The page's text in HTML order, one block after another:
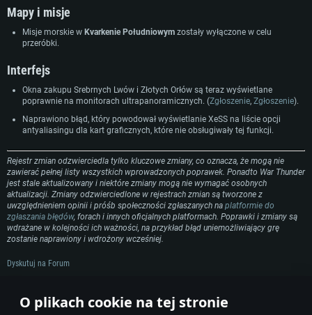
O plikach cookie na tej stronie
OS: Windows 10/11 (64 bit)
Pamięć: 16 GB
lepsza, Radeon RX 570 lub lepsza
Połączenie sieciowe: Internet szerokopasmowy
Dysk twardy: 62.2 GB (pełny klient)
OS: Mac OS Big Sur 11.0 lub nowszy
Pamięć: 8 GB
Połączenie sieciowe: Internet szerokopasmowy
Dysk twardy: 62.2 GB (pełny klient)
OS: Ubuntu 20.04 64bit
Procesor: Intel Core i7
Karta graficzna: NVIDIA 1060 nowymi sterownikami (nie starsze niż 6
miesięcy) (minimalna rozdzielczość to 720p) ze wsparciem Vulkan
Dysk twardy: 62.2 GB (pełny klient)
Mapy i misje
Misje morskie w Kvarkenie Południowym zostały wyłączone w celu
przeróbki.
Interfejs
Okna zakupu Srebrnych Lwów i Złotych Orłów są teraz wyświetlane
poprawnie na monitorach ultrapanoramicznych. (Zgłoszenie, Zgłoszenie).
Naprawiono błąd, który powodował wyświetlanie XeSS na liście opcji
antyaliasingu dla kart graficznych, które nie obsługiwały tej funkcji.
Rejestr zmian odzwierciedla tylko kluczowe zmiany, co oznacza, że mogą nie
zawierać pełnej listy wszystkich wprowadzonych poprawek. Ponadto War Thunder
jest stale aktualizowany i niektóre zmiany mogą nie wymagać osobnych
aktualizacji. Zmiany odzwierciedlone w rejestrach zmian są tworzone z
uwzględnieniem opinii i próśb społeczności zgłaszanych na platformie do
zgłaszania błędów, forach i innych oficjalnych platformach. Poprawki i zmiany są
wdrażane w kolejności ich ważności, na przykład błąd uniemożliwiający grę
zostanie naprawiony i wdrożony wcześniej.
Dyskutuj na Forum